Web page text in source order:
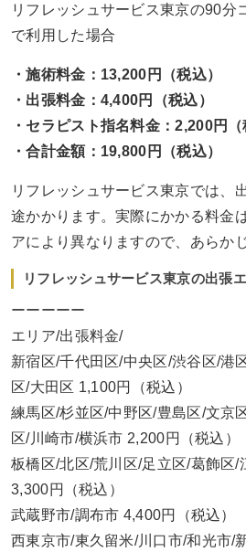
リフレッシュサービス東京の90分
で利用した場合
・施術料金：13,200円（税込）
・出張料金：4,400円（税込）
・セラピスト指名料金：2,200円（
・合計金額：19,800円（税込）
リフレッシュサービス東京では、
途かかります。実際にかかる料金
アにより異なりますので、あらか
リフレッシュサービス東京の出張
ーーーーー
エリア/出張料金/
新宿区/千代田区/中央区/渋谷区/港
区/大田区 1,100円（税込）
練馬区/杉並区/中野区/豊島区/文京
区/川崎市/横浜市 2,200円（税込）
板橋区/北区/荒川区/足立区/葛飾区/
3,300円（税込）
武蔵野市/調布市 4,400円（税込）
西東京市/東久留米/川口市/和光市/